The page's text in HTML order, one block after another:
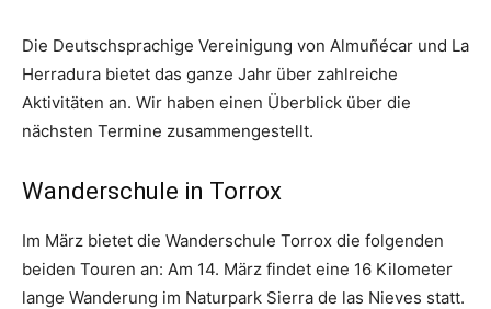
Die Deutschsprachige Vereinigung von Almuñécar und La
Herradura bietet das ganze Jahr über zahlreiche
Aktivitäten an. Wir haben einen Überblick über die
nächsten Termine zusammengestellt.
Wanderschule in Torrox
Im März bietet die Wanderschule Torrox die folgenden
beiden Touren an: Am 14. März findet eine 16 Kilometer
lange Wanderung im Naturpark Sierra de las Nieves statt.